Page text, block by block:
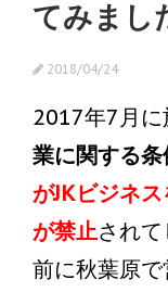
てみまし
2018/04/24
2017年7月に
業に関する条
がJKビジネ
が禁止され
前に秋葉原